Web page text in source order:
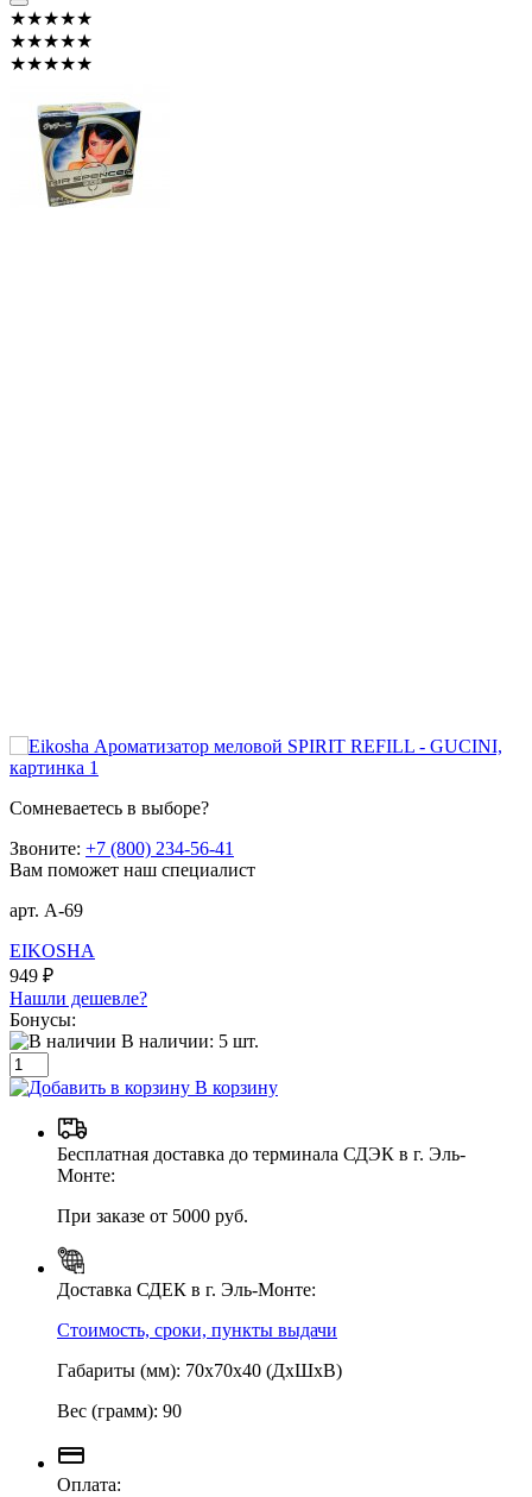
★★★★★
★★★★★
★★★★★
Сомневаетесь в выборе?
Звоните: +7 (800) 234-56-41
Вам поможет наш специалист
арт. A-69
EIKOSHA
949 ₽
Нашли дешевле?
Бонусы:
В наличии: 5 шт.
В корзину
Бесплатная доставка до терминала СДЭК в г. Эль-
Монте:
При заказе от 5000 руб.
Доставка СДЕК в г. Эль-Монте:
Стоимость, сроки, пункты выдачи
Габариты (мм): 70х70х40 (ДхШхВ)
Вес (грамм): 90
Оплата: